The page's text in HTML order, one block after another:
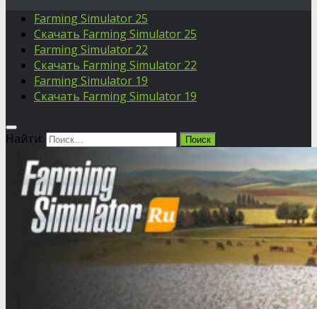
Farming Simulator 25
Скачать Farming Simulator 25
Farming Simulator 22
Скачать Farming Simulator 22
Farming Simulator 19
Скачать Farming Simulator 19
Найти: